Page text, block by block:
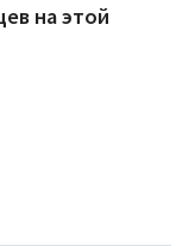
на этой